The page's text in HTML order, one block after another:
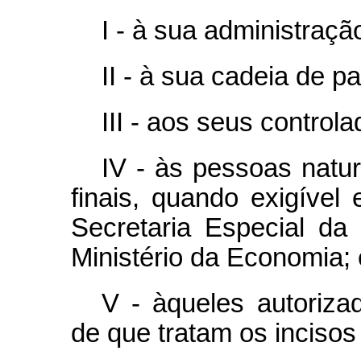
I - à sua
II - à sua cadeia de
III - aos seus
IV - às pessoas
finais, quando exigível
Secretaria Especial
Ministério da Economia;
V - àqueles
de que tratam os